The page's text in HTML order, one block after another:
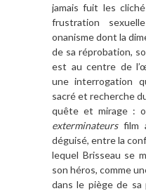
jamais fuit les
frustration
onanisme dont la
de sa réprobation,
est au centre de
une interrogation
sacré et recherche
quête et mirage :
exterminateursfilm
déguisé, entre la
lequel Brisseau se
son héros, comme
dans le piège de